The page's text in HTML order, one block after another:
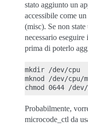
stato aggiunto un
accessibile come
(misc). Se non
necessario
prima di poterlo
mkdir /dev/cpu
mknod /dev/cpu/
Probabilmente,
microcode_ctl da